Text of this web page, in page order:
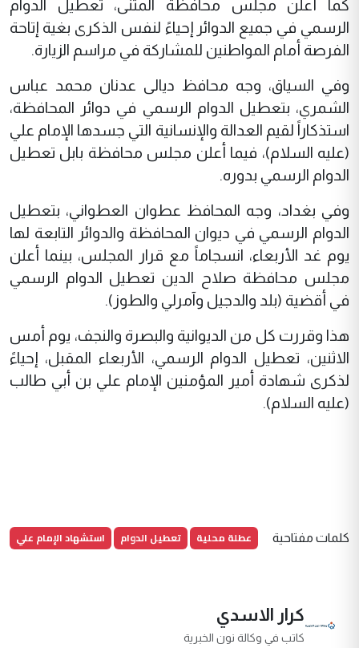
كما أعلن مجلس محافظة المثنى، تعطيل الدوام
الرسمي في جميع الدوائر إحياءً لنفس الذكرى بغية إتاحة
الفرصة أمام المواطنين للمشاركة في مراسم الزيارة.
وفي السياق، وجه محافظ ديالى عدنان محمد عباس
الشمري، بتعطيل الدوام الرسمي في دوائر المحافظة،
استذكاراً لقيم العدالة والإنسانية التي جسدها الإمام علي
(عليه السلام)، فيما أعلن مجلس محافظة بابل تعطيل
الدوام الرسمي بدوره.
وفي بغداد، وجه المحافظ عطوان العطواني، بتعطيل
الدوام الرسمي في ديوان المحافظة والدوائر التابعة لها
يوم غد الأربعاء، انسجاماً مع قرار المجلس، بينما أعلن
مجلس محافظة صلاح الدين تعطيل الدوام الرسمي
في أقضية (بلد والدجيل وآمرلي والطوز).
هذا وقررت كل من الديوانية والبصرة والنجف، يوم أمس
الاثنين، تعطيل الدوام الرسمي، الأربعاء المقبل، إحياءً
لذكرى شهادة أمير المؤمنين الإمام علي بن أبي طالب
(عليه السلام).
كلمات مفتاحية عطلة محلية تعطيل الدوام استشهاد الإمام علي
كرار الاسدي
كاتب في وكالة نون الخبرية